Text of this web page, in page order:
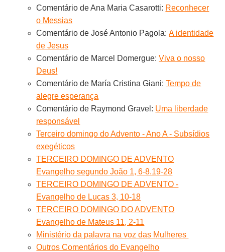
Comentário de Ana Maria Casarotti: Reconhecer
o Messias
Comentário de José Antonio Pagola:A identidade
de Jesus
Comentário de Marcel Domergue:Viva o nosso
Deus!
Comentário de María Cristina Giani:Tempo de
alegre esperança
Comentário de Raymond Gravel: Uma liberdade
responsável
Terceiro domingo do Advento - Ano A - Subsídios
exegéticos
TERCEIRO DOMINGO DE ADVENTO
Evangelho segundo João 1, 6-8.19-28
TERCEIRO DOMINGO DE ADVENTO -
Evangelho de Lucas 3, 10-18
TERCEIRO DOMINGO DO ADVENTO
Evangelho de Mateus 11, 2-11
Ministério da palavra na voz das Mulheres
Outros Comentários do Evangelho